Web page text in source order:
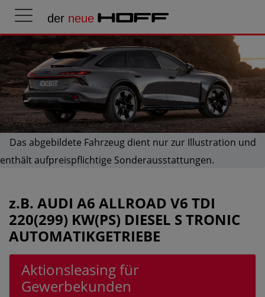
der neue HOFF
Das abgebildete Fahrzeug dient nur zur Illustration und
enthält aufpreispflichtige Sonderausstattungen.
z.B. AUDI A6 ALLROAD V6 TDI
220(299) KW(PS) DIESEL S TRONIC
AUTOMATIKGETRIEBE
Aktionsleasing für
Gewerbekunden